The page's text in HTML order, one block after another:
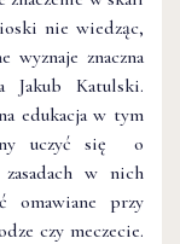
nie wiedząc,
wyznaje znaczna
Jakub Katulski.
edukacja w tym
uczyć się o
w nich
omawiane przy
czy meczecie.